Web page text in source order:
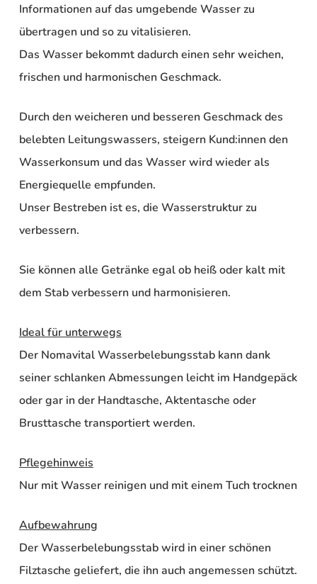
Informationen auf das umgebende Wasser zu
übertragen und so zu vitalisieren.
Das Wasser bekommt dadurch einen sehr weichen,
frischen und harmonischen Geschmack.
Durch den weicheren und besseren Geschmack des
belebten Leitungswassers, steigern Kund:innen den
Wasserkonsum und das Wasser wird wieder als
Energiequelle empfunden.
Unser Bestreben ist es, die Wasserstruktur zu
verbessern.
Sie können alle Getränke egal ob heiß oder kalt mit
dem Stab verbessern und harmonisieren.
Ideal für unterwegs
Der Nomavital Wasserbelebungsstab kann dank
seiner schlanken Abmessungen leicht im Handgepäck
oder gar in der Handtasche, Aktentasche oder
Brusttasche transportiert werden.
Pflegehinweis
Nur mit Wasser reinigen und mit einem Tuch trocknen
Aufbewahrung
Der Wasserbelebungsstab wird in einer schönen
Filztasche geliefert, die ihn auch angemessen schützt.